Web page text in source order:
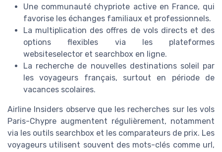
Une communauté chypriote active en France, qui
favorise les échanges familiaux et professionnels.
La multiplication des offres de vols directs et des
options flexibles via les plateformes
websiteselector et searchbox en ligne.
La recherche de nouvelles destinations soleil par
les voyageurs français, surtout en période de
vacances scolaires.
Airline Insiders observe que les recherches sur les vols
Paris-Chypre augmentent régulièrement, notamment
via les outils searchbox et les comparateurs de prix. Les
voyageurs utilisent souvent des mots-clés comme url,